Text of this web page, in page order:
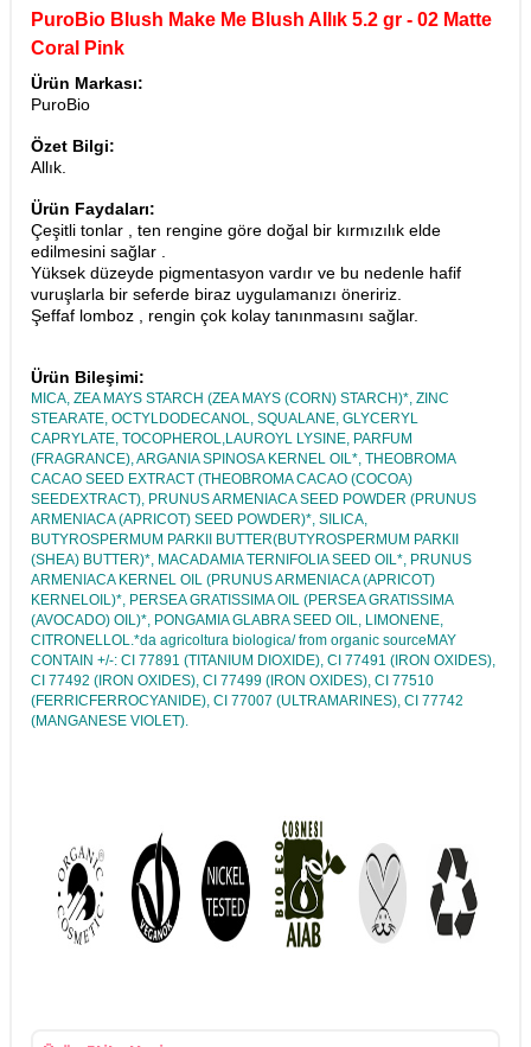
PuroBio Blush Make Me Blush Allık 5.2 gr - 02 Matte
Coral Pink
Ürün Markası:
PuroBio
Özet Bilgi:
Allık.
Ürün Faydaları:
Çeşitli tonlar , ten rengine göre doğal bir kırmızılık elde
edilmesini sağlar .
Yüksek düzeyde pigmentasyon vardır ve bu nedenle hafif
vuruşlarla bir seferde biraz uygulamanızı öneririz.
Şeffaf lomboz , rengin çok kolay tanınmasını sağlar.
Ürün Bileşimi:
MICA, ZEA MAYS STARCH (ZEA MAYS (CORN) STARCH)*, ZINC
STEARATE, OCTYLDODECANOL, SQUALANE, GLYCERYL
CAPRYLATE, TOCOPHEROL,LAUROYL LYSINE, PARFUM
(FRAGRANCE), ARGANIA SPINOSA KERNEL OIL*, THEOBROMA
CACAO SEED EXTRACT (THEOBROMA CACAO (COCOA)
SEEDEXTRACT), PRUNUS ARMENIACA SEED POWDER (PRUNUS
ARMENIACA (APRICOT) SEED POWDER)*, SILICA,
BUTYROSPERMUM PARKII BUTTER(BUTYROSPERMUM PARKII
(SHEA) BUTTER)*, MACADAMIA TERNIFOLIA SEED OIL*, PRUNUS
ARMENIACA KERNEL OIL (PRUNUS ARMENIACA (APRICOT)
KERNELOIL)*, PERSEA GRATISSIMA OIL (PERSEA GRATISSIMA
(AVOCADO) OIL)*, PONGAMIA GLABRA SEED OIL, LIMONENE,
CITRONELLOL.*da agricoltura biologica/ from organic sourceMAY
CONTAIN +/-: CI 77891 (TITANIUM DIOXIDE), CI 77491 (IRON OXIDES),
CI 77492 (IRON OXIDES), CI 77499 (IRON OXIDES), CI 77510
(FERRICFERROCYANIDE), CI 77007 (ULTRAMARINES), CI 77742
(MANGANESE VIOLET).